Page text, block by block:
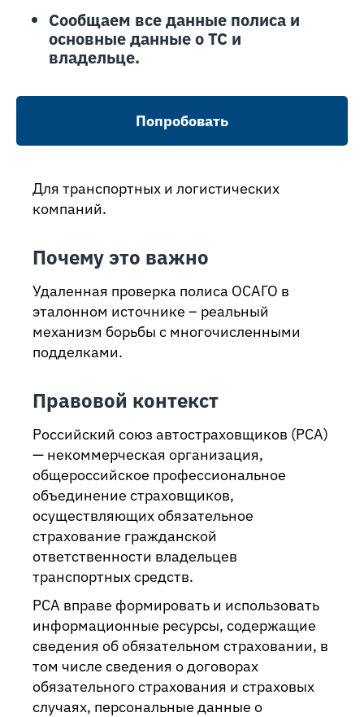
Сообщаем все данные полиса и
основные данные о ТС и
владельце.
Попробовать
Для транспортных и логистических
компаний.
Почему это важно
Удаленная проверка полиса ОСАГО в
эталонном источнике – реальный
механизм борьбы с многочисленными
подделками.
Правовой контекст
Российский союз автостраховщиков (РСА)
— некоммерческая организация,
общероссийское профессиональное
объединение страховщиков,
осуществляющих обязательное
страхование гражданской
ответственности владельцев
транспортных средств.
РСА вправе формировать и использовать
информационные ресурсы, содержащие
сведения об обязательном страховании, в
том числе сведения о договорах
обязательного страхования и страховых
случаях, персональные данные о